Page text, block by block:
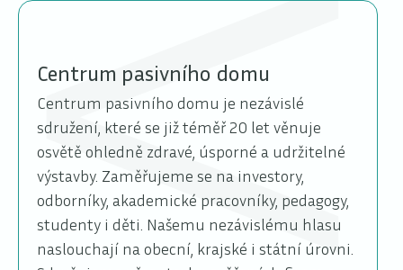
Centrum pasivního domu
Centrum pasivního domu je nezávislé
sdružení, které se již téměř 20 let věnuje
osvětě ohledně zdravé, úsporné a udržitelné
výstavby. Zaměřujeme se na investory,
odborníky, akademické pracovníky, pedagogy,
studenty i děti. Našemu nezávislému hlasu
naslouchají na obecní, krajské i státní úrovni.